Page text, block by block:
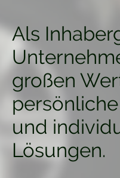
Als
großen
und
Lösungen.